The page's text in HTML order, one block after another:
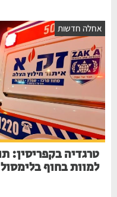
אחלה חדשות
למוות בחוף בלימסול